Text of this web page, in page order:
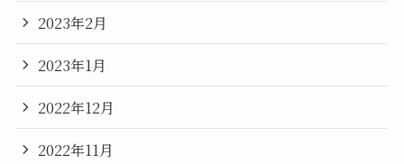
2023年2月
2023年1月
2022年12月
2022年11月